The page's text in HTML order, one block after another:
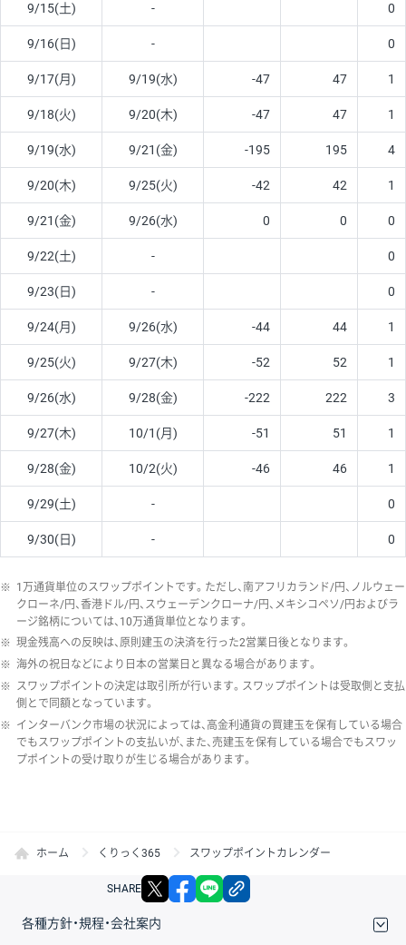
9/15(土) - 0
9/16(日) - 0
9/17(月) 9/19(水) -47 47 1
9/18(火) 9/20(木) -47 47 1
9/19(水) 9/21(金) -195 195 4
9/20(木) 9/25(火) -42 42 1
9/21(金) 9/26(水) 0 0 0
9/22(土) - 0
9/23(日) - 0
9/24(月) 9/26(水) -44 44 1
9/25(火) 9/27(木) -52 52 1
9/26(水) 9/28(金) -222 222 3
9/27(木) 10/1(月) -51 51 1
9/28(金) 10/2(火) -46 46 1
9/29(土) - 0
9/30(日) - 0
※ 1万通貨単位のスワップポイントです。ただし、南アフリカランド/円、ノルウェー
クローネ/円、香港ドル/円、スウェーデンクローナ/円、メキシコペソ/円およびラ
ージ銘柄については、10万通貨単位となります。
※ 現金残高への反映は、原則建玉の決済を行った2営業日後となります。
※ 海外の祝日などにより日本の営業日と異なる場合があります。
※ スワップポイントの決定は取引所が行います。スワップポイントは受取側と支払
側とで同額となっています。
※ インターバンク市場の状況によっては、高金利通貨の買建玉を保有している場合
でもスワップポイントの支払いが、また、売建玉を保有している場合でもスワッ
プポイントの受け取りが生じる場合があります。
ホーム くりっく365 スワップポイントカレンダー
SHARE X facebook
各種方針・規程・会社案内